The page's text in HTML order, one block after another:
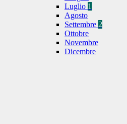
Luglio 1
Agosto
Settembre 2
Ottobre
Novembre
Dicembre